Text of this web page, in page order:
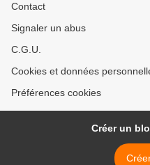
Contact
Signaler un abus
C.G.U.
Cookies et données
Préférences cookies
Créer un